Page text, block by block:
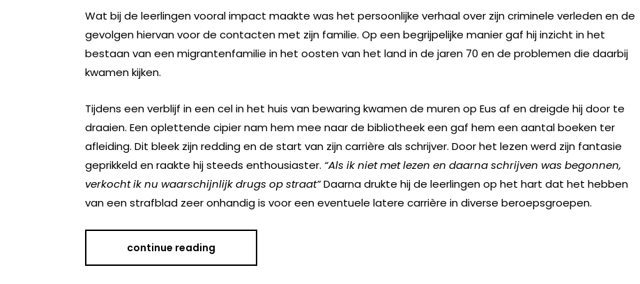
Wat bij de leerlingen vooral impact maakte was het persoonlijke verhaal over zijn criminele verleden en de
gevolgen hiervan voor de contacten met zijn familie. Op een begrijpelijke manier gaf hij inzicht in het
bestaan van een migrantenfamilie in het oosten van het land in de jaren 70 en de problemen die daarbij
kwamen kijken.
Tijdens een verblijf in een cel in het huis van bewaring kwamen de muren op Eus af en dreigde hij door te
draaien. Een oplettende cipier nam hem mee naar de bibliotheek een gaf hem een aantal boeken ter
afleiding. Dit bleek zijn redding en de start van zijn carrière als schrijver. Door het lezen werd zijn fantasie
geprikkeld en raakte hij steeds enthousiaster. “Als ik niet met lezen en daarna schrijven was begonnen,
verkocht ik nu waarschijnlijk drugs op straat”Daarna drukte hij de leerlingen op het hart dat het hebben
van een strafblad zeer onhandig is voor een eventuele latere carrière in diverse beroepsgroepen.
continue reading